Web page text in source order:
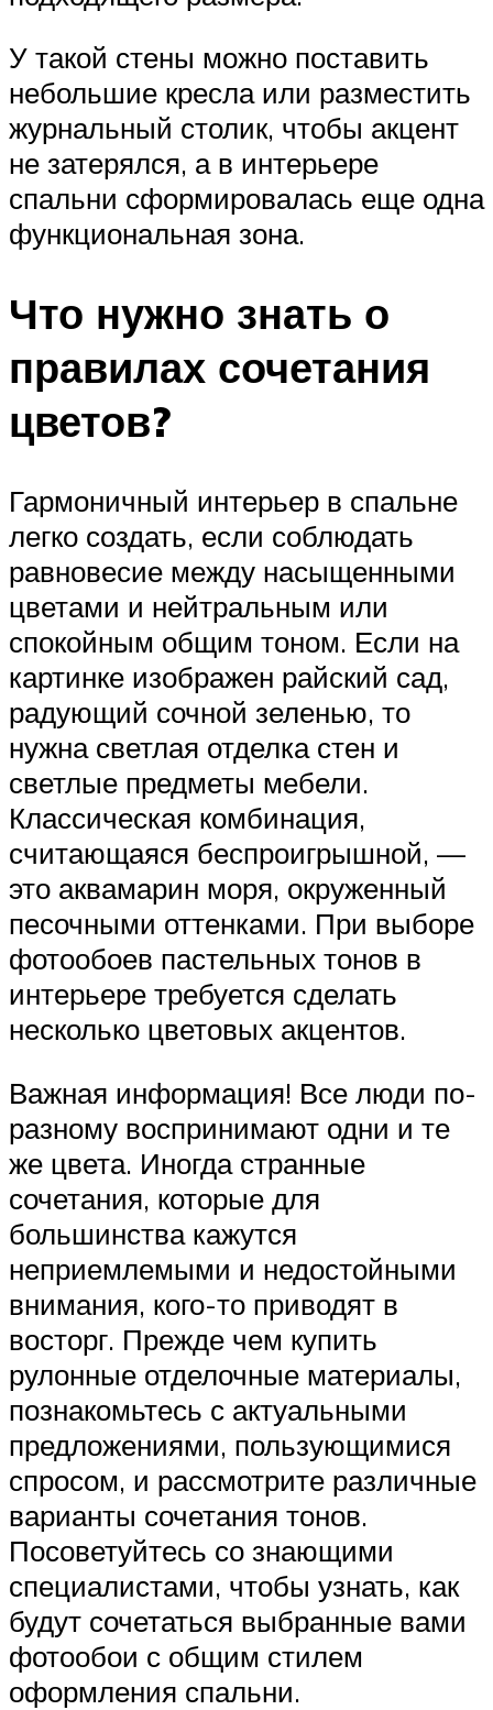
У такой стены можно поставить
небольшие кресла или разместить
журнальный столик, чтобы акцент
не затерялся, а в интерьере
спальни сформировалась еще одна
функциональная зона.
Что нужно знать о
правилах сочетания
цветов?
Гармоничный интерьер в спальне
легко создать, если соблюдать
равновесие между насыщенными
цветами и нейтральным или
спокойным общим тоном. Если на
картинке изображен райский сад,
радующий сочной зеленью, то
нужна светлая отделка стен и
светлые предметы мебели.
Классическая комбинация,
считающаяся беспроигрышной, —
это аквамарин моря, окруженный
песочными оттенками. При выборе
фотообоев пастельных тонов в
интерьере требуется сделать
несколько цветовых акцентов.
Важная информация! Все люди по-
разному воспринимают одни и те
же цвета. Иногда странные
сочетания, которые для
большинства кажутся
неприемлемыми и недостойными
внимания, кого-то приводят в
восторг. Прежде чем купить
рулонные отделочные материалы,
познакомьтесь с актуальными
предложениями, пользующимися
спросом, и рассмотрите различные
варианты сочетания тонов.
Посоветуйтесь со знающими
специалистами, чтобы узнать, как
будут сочетаться выбранные вами
фотообои с общим стилем
оформления спальни.